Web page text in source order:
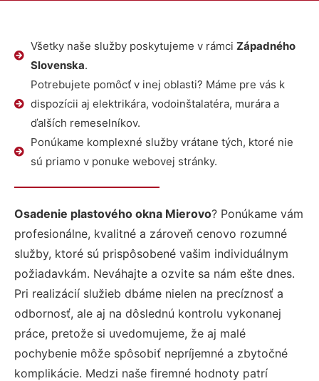
Všetky naše služby poskytujeme v rámci Západného
Slovenska.
Potrebujete pomôcť v inej oblasti? Máme pre vás k
dispozícii aj elektrikára, vodoinštalatéra, murára a
ďalších remeselníkov.
Ponúkame komplexné služby vrátane tých, ktoré nie
sú priamo v ponuke webovej stránky.
Osadenie plastového okna Mierovo? Ponúkame vám
profesionálne, kvalitné a zároveň cenovo rozumné
služby, ktoré sú prispôsobené vašim individuálnym
požiadavkám. Neváhajte a ozvite sa nám ešte dnes.
Pri realizácií služieb dbáme nielen na precíznosť a
odbornosť, ale aj na dôslednú kontrolu vykonanej
práce, pretože si uvedomujeme, že aj malé
pochybenie môže spôsobiť nepríjemné a zbytočné
komplikácie. Medzi naše firemné hodnoty patrí